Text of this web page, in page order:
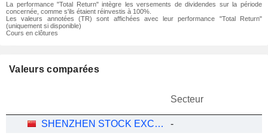
La performance "Total Return" intègre les versements de dividendes sur la période
concernée, comme s'ils étaient réinvestis à 100%.
Les valeurs annotées (TR) sont affichées avec leur performance "Total Return"
(uniquement si disponible)
Cours en clôtures
Valeurs comparées
Secteur
SHENZHEN STOCK EXCHANGE A SHARE INDEX -